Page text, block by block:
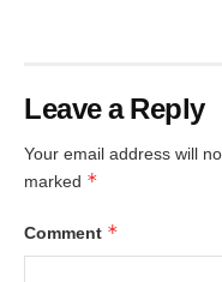
Leave a Reply
Your email address will
marked *
Comment *